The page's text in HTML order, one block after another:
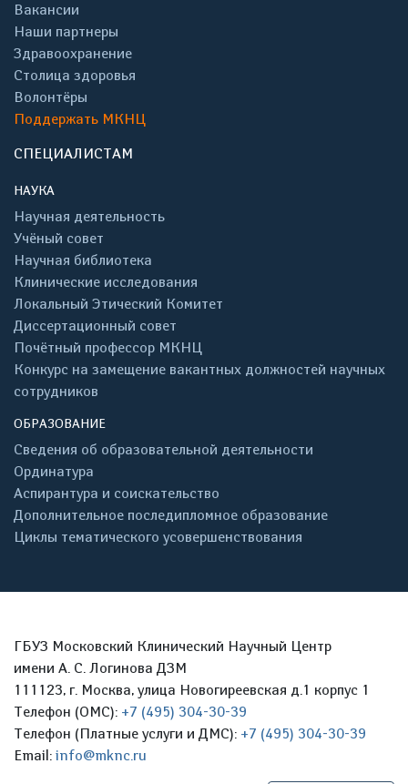
Вакансии
Наши партнеры
Здравоохранение
Столица здоровья
Волонтёры
Поддержать МКНЦ
СПЕЦИАЛИСТАМ
НАУКА
Научная деятельность
Учёный совет
Научная библиотека
Клинические исследования
Локальный Этический Комитет
Диссертационный совет
Почётный профессор МКНЦ
Конкурс на замещение вакантных должностей научных
сотрудников
ОБРАЗОВАНИЕ
Сведения об образовательной деятельности
Ординатура
Аспирантура и соискательство
Дополнительное последипломное образование
Циклы тематического усовершенствования
ГБУЗ Московский Клинический Научный Центр
имени А. С. Логинова ДЗМ
111123, г. Москва, улица Новогиреевская д.1 корпус 1
Телефон (ОМС): +7 (495) 304-30-39
Телефон (Платные услуги и ДМС): +7 (495) 304-30-39
Email: info@mknc.ru